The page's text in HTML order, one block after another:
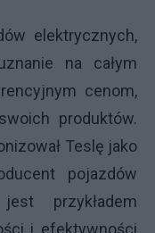
elektrycznych,
na całym
cenom,
produktów.
Teslę jako
pojazdów
przykładem
i efektywności